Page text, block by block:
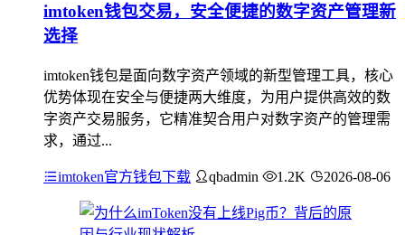
imtoken钱包交易，安全便捷的数字资产管理新
选择
imtoken钱包是面向数字资产领域的新型管理工具，核心
优势体现在安全与便捷两大维度，为用户提供高效的数
字资产交易服务，它精准契合用户对数字资产的管理需
求，通过...
imtoken官方钱包下载 qbadmin 1.2K 2026-08-06